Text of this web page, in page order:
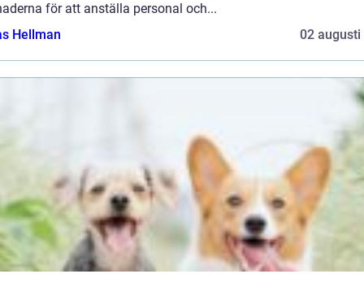
för att anställa personal och...
Hellman
02 augusti